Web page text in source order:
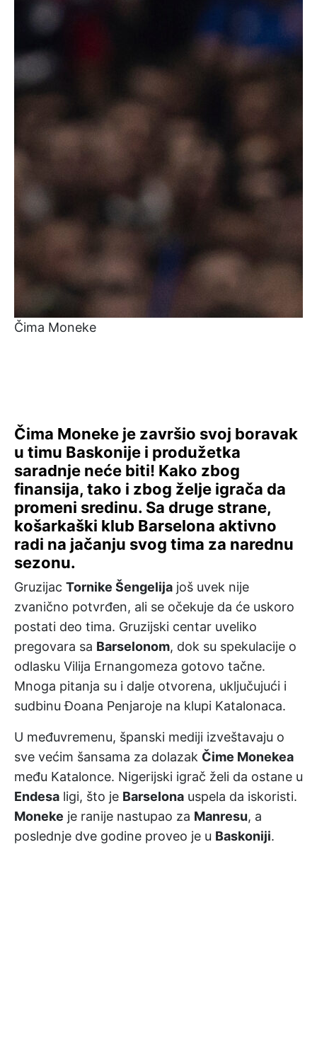
Čima Moneke
Čima Moneke je završio svoj boravak
u timu Baskonije i produžetka
saradnje neće biti! Kako zbog
finansija, tako i zbog želje igrača da
promeni sredinu. Sa druge strane,
košarkaški klub Barselona aktivno
radi na jačanju svog tima za narednu
sezonu.
Gruzijac Tornike Šengelija još uvek nije
zvanično potvrđen, ali se očekuje da će uskoro
postati deo tima. Gruzijski centar uveliko
pregovara sa Barselonom, dok su spekulacije o
odlasku Vilija Ernangomeza gotovo tačne.
Mnoga pitanja su i dalje otvorena, uključujući i
sudbinu Đoana Penjaroje na klupi Katalonaca.
U međuvremenu, španski mediji izveštavaju o
sve većim šansama za dolazak Čime Monekea
među Katalonce. Nigerijski igrač želi da ostane u
Endesa ligi, što je Barselona uspela da iskoristi.
Moneke je ranije nastupao za Manresu, a
poslednje dve godine proveo je u Baskoniji.